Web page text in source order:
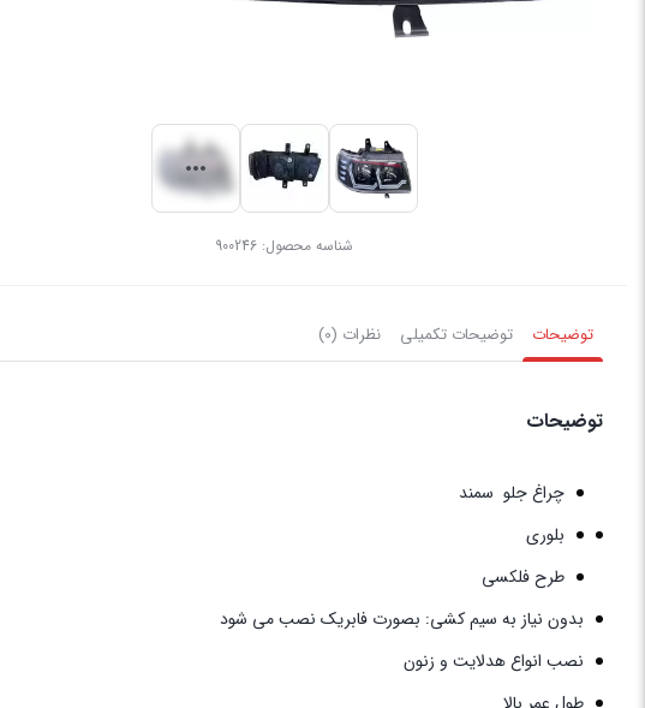
شناسه محصول:900246
توضیحات توضیحات تکمیلی نظرات (0)
توضیحات
چراغ جلو سمند
بلوری
طرح فلکسی
بدون نیاز به سیم کشی: بصورت فابریک نصب می شود
نصب انواع هدلایت و زنون